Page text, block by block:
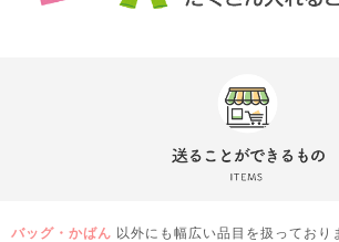
バッグ・かばん 以外にも幅広い品目を扱っており